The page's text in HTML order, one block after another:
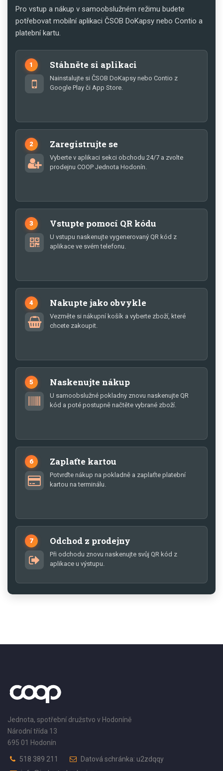
Pro vstup a nákup v samoobslužném režimu budete
potřebovat mobilní aplikaci ČSOB DoKapsy nebo Contio a
platební kartu.
1 Stáhněte si aplikaci
Nainstalujte si ČSOB DoKapsy nebo Contio z
Google Play či App Store.
2 Zaregistrujte se
Vyberte v aplikaci sekci obchodu 24/7 a zvolte
prodejnu COOP Jednota Hodonín.
3 Vstupte pomocí QR kódu
U vstupu naskenujte vygenerovaný QR kód z
aplikace ve svém telefonu.
4 Nakupte jako obvykle
Vezměte si nákupní košík a vyberte zboží, které
chcete zakoupit.
5 Naskenujte nákup
U samoobslužné pokladny znovu naskenujte QR
kód a poté postupně načtěte vybrané zboží.
6 Zaplaťte kartou
Potvrďte nákup na pokladně a zaplaťte platební
kartou na terminálu.
7 Odchod z prodejny
Při odchodu znovu naskenujte svůj QR kód z
aplikace u výstupu.
Jednota, spotřební družstvo v Hodoníně
Národní třída 13
695 01 Hodonín
518 389 211
Datová schránka: u2zdqqy